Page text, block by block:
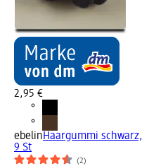
2,95 €
ebelinHaargummi schwarz,
9 St
(2)